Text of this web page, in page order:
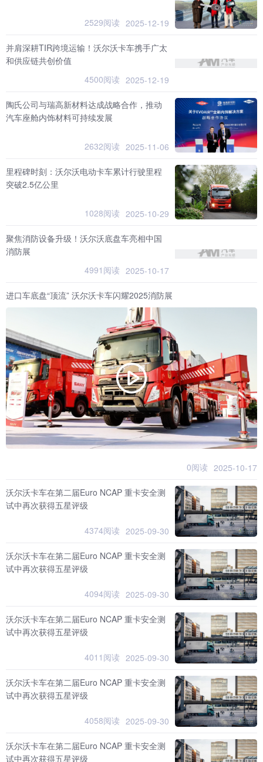
2529阅读 2025-12-19
并肩深耕TIR跨境运输！沃尔沃卡车携手广太
和供应链共创价值
4500阅读 2025-12-19
陶氏公司与瑞高新材料达成战略合作，推动
汽车座舱内饰材料可持续发展
2632阅读 2025-11-06
里程碑时刻：沃尔沃电动卡车累计行驶里程
突破2.5亿公里
1028阅读 2025-10-29
聚焦消防设备升级！沃尔沃底盘车亮相中国
消防展
4991阅读 2025-10-17
进口车底盘“顶流” 沃尔沃卡车闪耀2025消防展
0阅读 2025-10-17
沃尔沃卡车在第二届Euro NCAP 重卡安全测
试中再次获得五星评级
4374阅读 2025-09-30
沃尔沃卡车在第二届Euro NCAP 重卡安全测
试中再次获得五星评级
4094阅读 2025-09-30
沃尔沃卡车在第二届Euro NCAP 重卡安全测
试中再次获得五星评级
4011阅读 2025-09-30
沃尔沃卡车在第二届Euro NCAP 重卡安全测
试中再次获得五星评级
4058阅读 2025-09-30
沃尔沃卡车在第二届Euro NCAP 重卡安全测
试中再次获得五星评级